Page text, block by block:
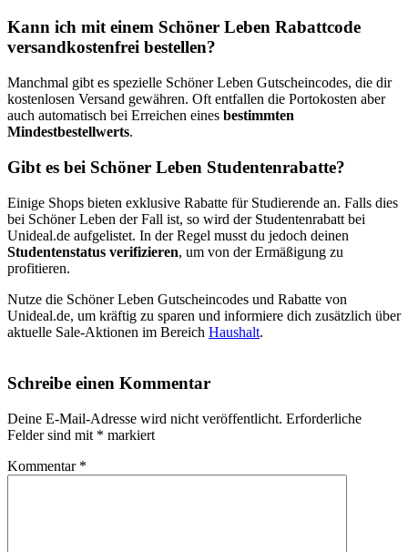
Kann ich mit einem Schöner Leben Rabattcode
versandkostenfrei bestellen?
Manchmal gibt es spezielle Schöner Leben Gutscheincodes, die dir
kostenlosen Versand gewähren. Oft entfallen die Portokosten aber
auch automatisch bei Erreichen eines bestimmten
Mindestbestellwerts.
Gibt es bei Schöner Leben Studentenrabatte?
Einige Shops bieten exklusive Rabatte für Studierende an. Falls dies
bei Schöner Leben der Fall ist, so wird der Studentenrabatt bei
Unideal.de aufgelistet. In der Regel musst du jedoch deinen
Studentenstatus verifizieren, um von der Ermäßigung zu
profitieren.
Nutze die Schöner Leben Gutscheincodes und Rabatte von
Unideal.de, um kräftig zu sparen und informiere dich zusätzlich über
aktuelle Sale-Aktionen im Bereich Haushalt.
Schreibe einen Kommentar
Deine E-Mail-Adresse wird nicht veröffentlicht. Erforderliche
Felder sind mit * markiert
Kommentar *